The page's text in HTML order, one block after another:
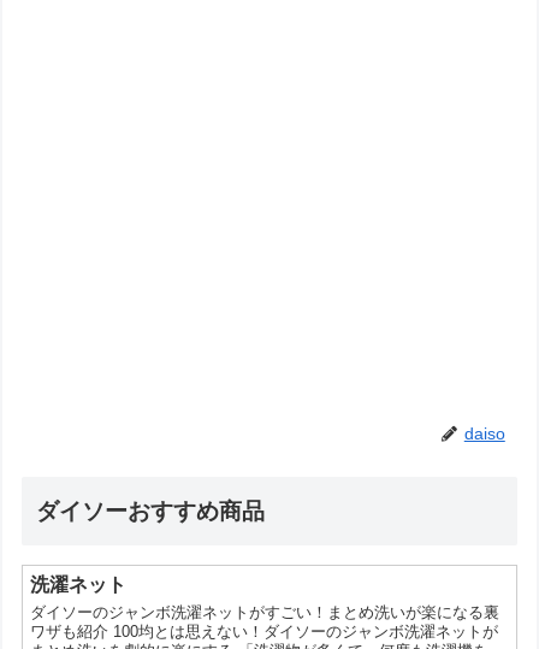
daiso
ダイソーおすすめ商品
洗濯ネット
ダイソーのジャンボ洗濯ネットがすごい！まとめ洗いが楽になる裏
ワザも紹介 100均とは思えない！ダイソーのジャンボ洗濯ネットが